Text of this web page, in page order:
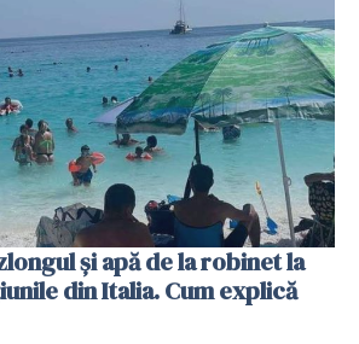
și apă de la robinet la
din Italia. Cum explică